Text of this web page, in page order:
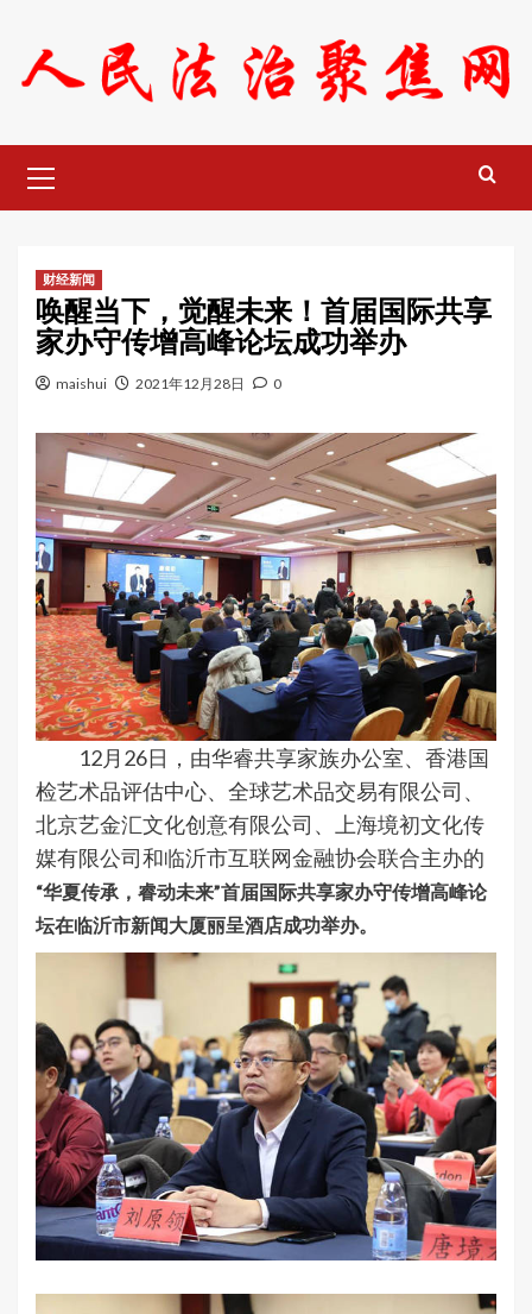
content
Menu
财经新闻
唤醒当下，觉醒未来！首届国际共享
家办守传增高峰论坛成功举办
maishui 2021年12月28日 0
12月26日，由华睿共享家族办公室、香港国
检艺术品评估中心、全球艺术品交易有限公司、
北京艺金汇文化创意有限公司、上海境初文化传
媒有限公司和临沂市互联网金融协会联合主办的
“华夏传承，睿动未来”首届国际共享家办守传增高峰论
坛在临沂市新闻大厦丽呈酒店成功举办。